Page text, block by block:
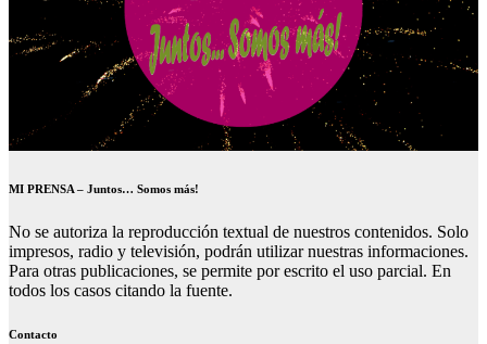
MI PRENSA – Juntos… Somos más!
No se autoriza la reproducción textual de nuestros contenidos. Solo
impresos, radio y televisión, podrán utilizar nuestras informaciones.
Para otras publicaciones, se permite por escrito el uso parcial. En
todos los casos citando la fuente.
Contacto